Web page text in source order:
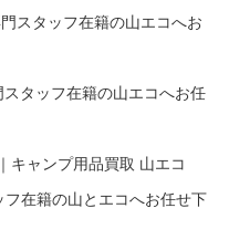
スタッフ在籍の山エコへお
タッフ在籍の山エコへお任
キャンプ用品買取 山エコ
在籍の山とエコへお任せ下